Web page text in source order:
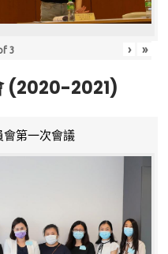
3 › »
(2020-2021)
會第一次會議